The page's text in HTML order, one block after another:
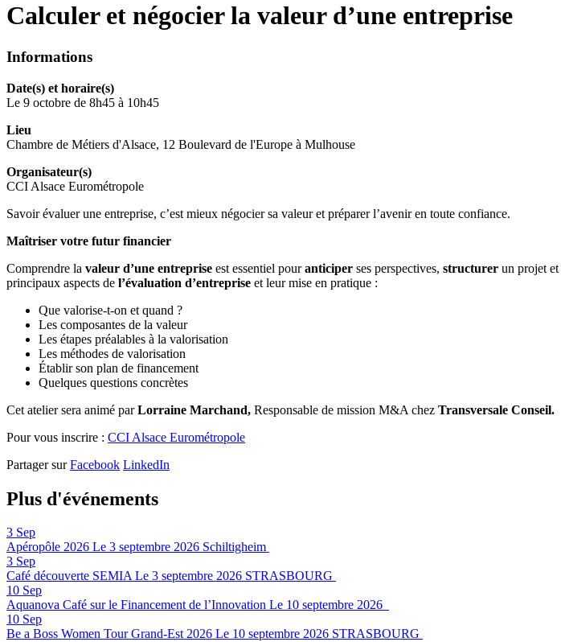
Calculer et négocier la valeur d’une entreprise
Informations
Date(s) et horaire(s)
Le 9 octobre de 8h45 à 10h45
Lieu
Chambre de Métiers d'Alsace, 12 Boulevard de l'Europe à Mulhouse
Organisateur(s)
CCI Alsace Eurométropole
Savoir évaluer une entreprise, c’est mieux négocier sa valeur et préparer l’avenir en toute confiance.
Maîtriser votre futur financier
Comprendre la valeur d’une entreprise est essentiel pouranticiper ses perspectives, structurer un projet et
principaux aspects de l’évaluation d’entreprise et leur mise en pratique :
Que valorise-t-on et quand ?
Les composantes de la valeur
Les étapes préalables à la valorisation
Les méthodes de valorisation
Établir son plan de financement
Quelques questions concrètes
Cet atelier sera animé parLorraine Marchand, Responsable de mission M&A chez Transversale Conseil.
Pour vous inscrire : CCI Alsace Eurométropole
Partager sur Facebook LinkedIn
Plus d'événements
3 Sep
Apéropôle 2026 Le 3 septembre 2026 Schiltigheim
3 Sep
Café découverte SEMIALe 3 septembre 2026 STRASBOURG
10 Sep
Aquanova Café sur le Financement de l’Innovation Le 10 septembre 2026
10 Sep
Be a Boss Women Tour Grand-Est 2026 Le 10 septembre 2026 STRASBOURG